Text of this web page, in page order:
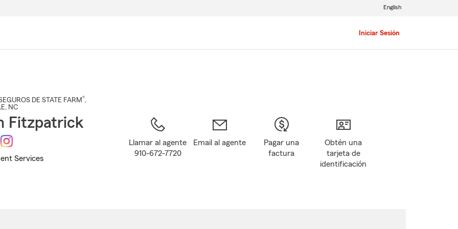
Iniciar Sesión
English
DE STATE FARM®,
, NC
Fitzpatrick
Services
Llamar al agente
910-672-7720
Email al agente
Pagar una
factura
Obtén una
tarjeta de
identificación